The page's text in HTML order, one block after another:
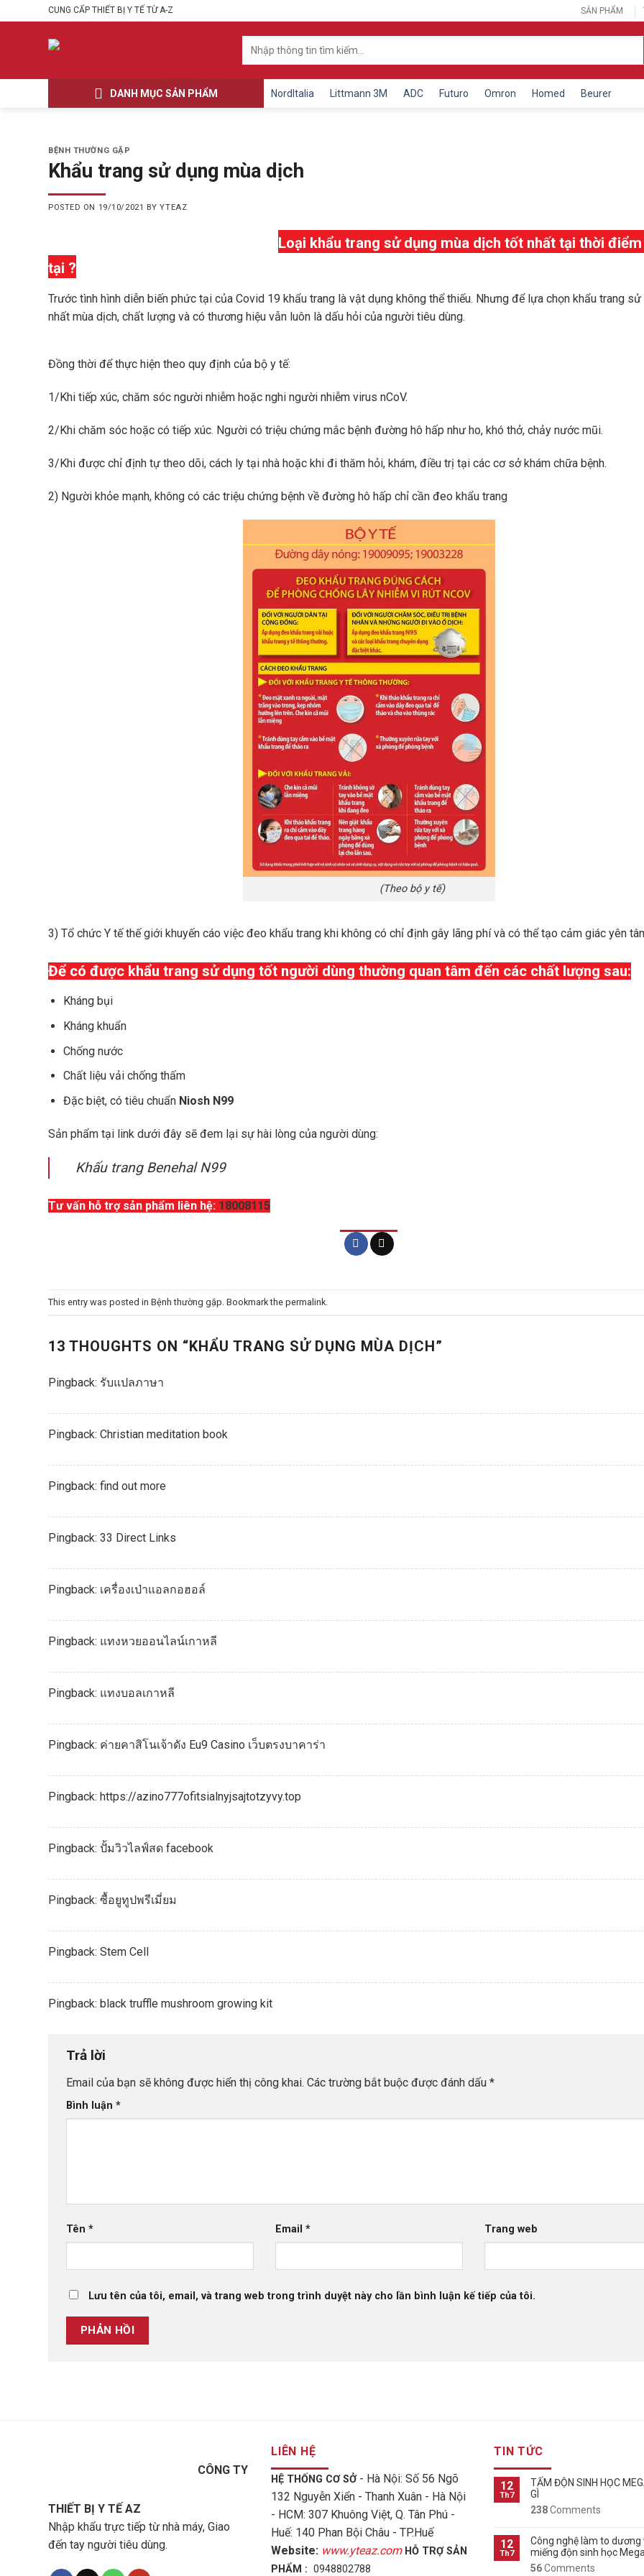
to
CUNG CẤP THIẾT BỊ Y TẾ TỪ A-Z SẢN PHẨM
kiếm:
DANH MỤC SẢN PHẨM NordItalia Littmann 3M ADC Futuro Omron Homed Beurer
BỆNH THƯỜNG GẶP
Khẩu trang sử dụng mùa dịch
POSTED ON 19/10/2021 BYYTEAZ
Loại khẩu trang sử dụng mùa dịch tốt nhất tại thời điểm
tại ?
Trước tình hình diễn biến phức tại của Covid 19 khẩu trang là vật dụng không thể thiếu. Nhưng để lựa chọn khẩu trang
nhất mùa dịch, chất lượng và có thương hiệu vẫn luôn là dấu hỏi của người tiêu dùng.
Đồng thời để thực hiện theo quy định của bộ y tế:
1/Khi tiếp xúc, chăm sóc người nhiễm hoặc nghi người nhiễm virus nCoV.
2/Khi chăm sóc hoặc có tiếp xúc. Người có triệu chứng mắc bệnh đường hô hấp như ho, khó thở, chảy nước mũi.
3/Khi được chỉ định tự theo dõi, cách ly tại nhà hoặc khi đi thăm hỏi, khám, điều trị tại các cơ sở khám chữa bệnh.
2) Người khỏe mạnh, không có các triệu chứng bệnh về đường hô hấp chỉ cần đeo khẩu trang
(Theo bộ y tế)
3) Tổ chức Y tế thế giới khuyến cáo việc đeo khẩu trang khi không có chỉ định gây lãng phí và có thể tạo cảm giác yên
Để có được khẩu trang sử dụng tốt người dùng thường quan tâm đến các chất lượng sau:
Kháng bụi
Kháng khuẩn
Chống nước
Chất liệu vải chống thấm
Đặc biệt, có tiêu chuẩn Niosh N99
Sản phẩm tại link dưới đây sẽ đem lại sự hài lòng của người dùng:
Khấu trang Benehal N99
Tư vấn hỗ trợ sản phẩm liên hệ: 18008115
This entry was posted in Bệnh thường gặp . Bookmark the permalink
13 THOUGHTS ON “KHẨU TRANG SỬ DỤNG MÙA DỊCH”
Pingback: รับแปลภาษา
Pingback: Christian meditation book
Pingback: find out more
Pingback: 33 Direct Links
Pingback: เครื่องเป่าแอลกอฮอล์
Pingback: แทงหวยออนไลน์เกาหลี
Pingback: แทงบอลเกาหลี
Pingback: ค่ายคาสิโนเจ้าดัง Eu9 Casino เว็บตรงบาคาร่า
Pingback: https://azino777ofitsialnyjsajtotzyvy.top
Pingback: ปั้มวิวไลฟ์สด facebook
Pingback: ซื้อยูทูปพรีเมี่ยม
Pingback: Stem Cell
Pingback: black truffle mushroom growing kit
Trả lời
Email của bạn sẽ không được hiển thị công khai. Các trường bắt buộc được đánh dấu *
Bình luận *
Tên * Email * Trang web
Lưu tên của tôi, email, và trang web trong trình duyệt này cho lần bình luận kế tiếp của tôi.
CÔNG TY
THIẾT BỊ Y TẾ AZ
Nhập khẩu trực tiếp từ nhà máy, Giao
đến tay người tiêu dùng.
LIÊN HỆ
HỆ THỐNG CƠ SỞ - Hà Nội: Số 56 Ngõ
132 Nguyễn Xiển - Thanh Xuân - Hà Nội
- HCM: 307 Khuông Việt, Q. Tân Phú -
Huế: 140 Phan Bội Châu - TP.Huế
Website: www.yteaz.com HỖ TRỢ SẢN
PHẨM : 0948802788
TIN TỨC
12
Th7
TẤM ĐỘN SINH HỌC
GÌ
238Comments
12
Th7
Công nghệ làm to dương
miếng độn sinh học
56Comments